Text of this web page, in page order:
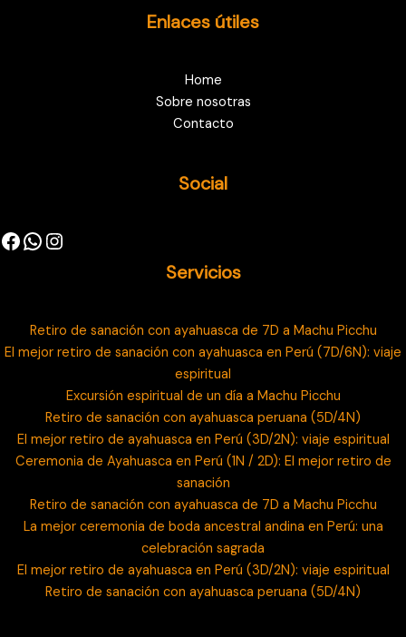
Enlaces útiles
Home
Sobre nosotras
Contacto
Social
Servicios
Retiro de sanación con ayahuasca de 7D a Machu Picchu
El mejor retiro de sanación con ayahuasca en Perú (7D/6N): viaje
espiritual
Excursión espiritual de un día a Machu Picchu
Retiro de sanación con ayahuasca peruana (5D/4N)
El mejor retiro de ayahuasca en Perú (3D/2N): viaje espiritual
Ceremonia de Ayahuasca en Perú (1N / 2D): El mejor retiro de
sanación
Retiro de sanación con ayahuasca de 7D a Machu Picchu
La mejor ceremonia de boda ancestral andina en Perú: una
celebración sagrada
El mejor retiro de ayahuasca en Perú (3D/2N): viaje espiritual
Retiro de sanación con ayahuasca peruana (5D/4N)